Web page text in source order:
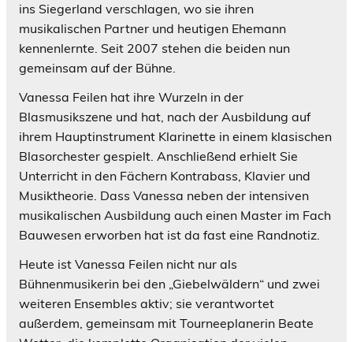
ins Siegerland verschlagen, wo sie ihren
musikalischen Partner und heutigen Ehemann
kennenlernte. Seit 2007 stehen die beiden nun
gemeinsam auf der Bühne.
Vanessa Feilen hat ihre Wurzeln in der
Blasmusikszene und hat, nach der Ausbildung auf
ihrem Hauptinstrument Klarinette in einem klasischen
Blasorchester gespielt. Anschließend erhielt Sie
Unterricht in den Fächern Kontrabass, Klavier und
Musiktheorie. Dass Vanessa neben der intensiven
musikalischen Ausbildung auch einen Master im Fach
Bauwesen erworben hat ist da fast eine Randnotiz.
Heute ist Vanessa Feilen nicht nur als
Bühnenmusikerin bei den „Giebelwäldern“ und zwei
weiteren Ensembles aktiv; sie verantwortet
außerdem, gemeinsam mit Tourneeplanerin Beate